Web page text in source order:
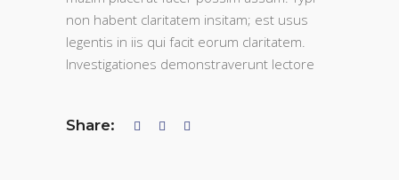
non habent claritatem insitam; est usus
legentis in iis qui facit eorum claritatem.
Investigationes demonstraverunt lectore
Share: